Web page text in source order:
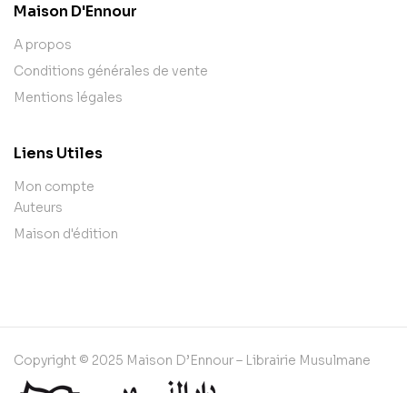
Maison D'Ennour
A propos
Conditions générales de vente
Mentions légales
Liens Utiles
Mon compte
Auteurs
Maison d'édition
Copyright © 2025 Maison D’Ennour – Librairie Musulmane